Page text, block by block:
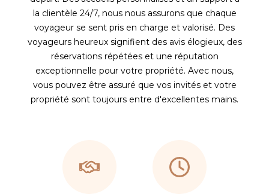
la clientèle 24/7, nous nous assurons que chaque
voyageur se sent pris en charge et valorisé. Des
voyageurs heureux signifient des avis élogieux, des
réservations répétées et une réputation
exceptionnelle pour votre propriété. Avec nous,
vous pouvez être assuré que vos invités et votre
propriété sont toujours entre d'excellentes mains.